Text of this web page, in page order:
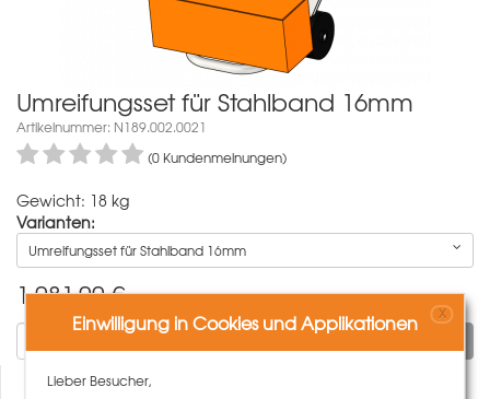
Umreifungsset für Stahlband 16mm
Artikelnummer: N189.002.0021
(0 Kundenmeinungen)
Gewicht: 18 kg
Varianten:
Umreifungsset für Stahlband 16mm
1.081,00€
In den Warenkorb
Einwilligung in Cookies und Applikationen X
Lieber Besucher,